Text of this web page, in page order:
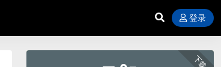
登录
下载